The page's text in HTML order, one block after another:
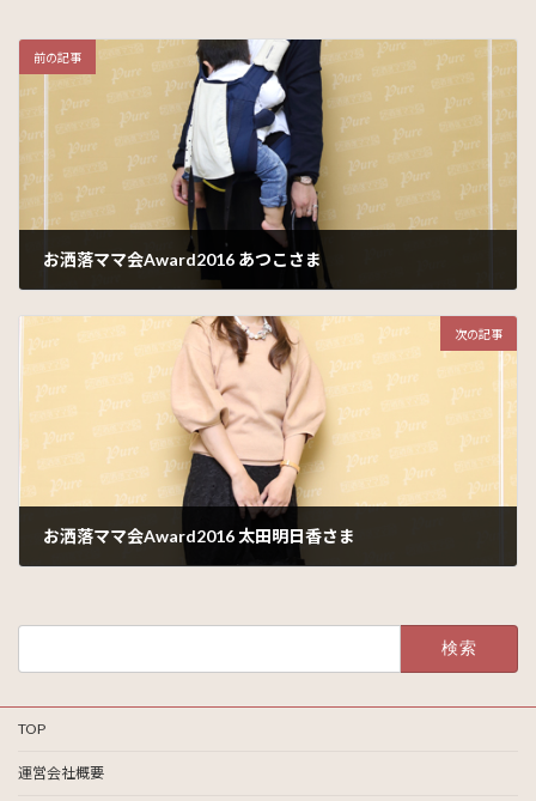
前の記事
お洒落ママ会Award2016 あつこさま
次の記事
お洒落ママ会Award2016 太田明日香さま
TOP
運営会社概要